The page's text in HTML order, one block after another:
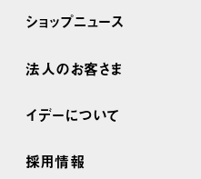
ショップニュース
法人のお客さま
イデーについて
採用情報